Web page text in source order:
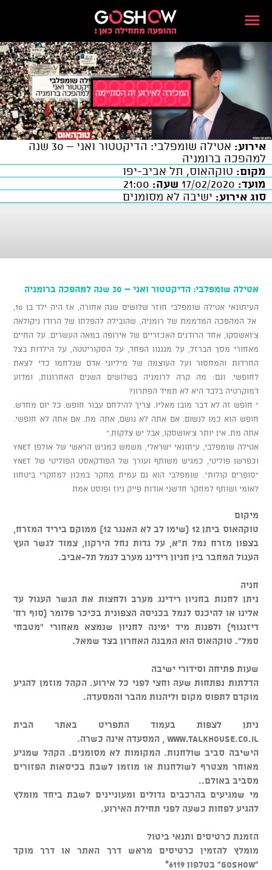
אירוע:
אטילה שומפלבי: הדיקטטור ואני – 30 שנה
למהפכה ברומניה
מקום: טוקהאוס, תל אביב-יפו
מועד:
שעה:
סוג אירוע: ישיבה לא מסומנים
אטילה שומפלבי: הדיקטטור ואני – 30 שנה למהפכה ברומניה
אל המהפכה המדממת של רומניה, שהובילה להפלתו של הרודן ניקולאה
צ'ואשסקו, אחד הרודנים האכזריים של אירופה במאה העשרים. על החיים
מאחורי מסך הברזל, על מנגנון הפחד, על הסקוריטטה, על הילדות בצל
החרדות והמחסור ועל העוצמה של מיליוני אדם שנלחמו כדי לצאת
לחופשי. וגם: מה קרה לרומניה בשלושים השנים האחרונות, ומדוע
דמוקרטיה בלבד היא לא תמיד הפתרון?
" חופש זה לא דבר מובן מאליו. צריך להילחם עבור חופש. כל יום מחדש.
חופש הוא כמו לנשום. אם אתה לא נושם, אתה מת. אם אתה לא חופשי.
אתה מת. אין יותר צ'אושסקו, אבל יש צלקות."
אטילה שומפלבי, עיתונאי ישראלי, משמש כמגיש הראשי של אולפן ynet
וכפרשן פוליטי, כמגיש משותף ועורך של הפודקאסט הפוליטי של ynet
"סופרים קולות". שומפלבי הוא גם עמית מחקר במכון למחקרי ביטחון
לאומי ושותף למחקר חדשני אודות פייק ניוז ופוסט אמת
מיקום
טוקהאוס ביתן 12 (שימו לב לא האנגר 12) ממוקם ביריד המזרח,
בצפון מזרח נמל ת"א, על גדות נחל הירקון, צמוד לגשר העץ
העגול המחבר בין חניון רידינג מערב לנמל תל-אביב.
חניה
ניתן לחנות בחניון רידינג מערב ולחצות את הגשר העגול עד
אלינו או להיכנס לנמל בכניסה הצפונית בכיכר פלומר (סוף רח'
דיזנגוף) ולפנות מיד ימינה לחניון שנמצא מאחורי "מטבחי
סמל". טוקהאוס הוא המבנה האחרון בצד שמאל.
שעות פתיחה וסידורי ישיבה
הדלתות נפתחות שעה וחצי לפני כל אירוע. הקהל מוזמן להגיע
מוקדם לתפוס מקום וליהנות מהבר והמסעדה.
ניתן לצפות בעמוד התפריט באתר הבית
www.talkhouse.co.il , המסעדה אינה כשרה.
הישיבה סביב שולחנות. המקומות לא מסומנים. הקהל שמגיע
מאוחר מצטרף לשולחנות או מוזמן לשבת בכיסאות הפזורים
מסביב באולם..
מי שמגיעים בהרכבים גדולים ומעוניינים לשבת ביחד מומלץ
להגיע לפחות כשעה לפני תחילת האירוע.
הזמנת כרטיסים ותנאי ביטול
מומלץ להזמין כרטיסים מראש דרך האתר או דרך מוקד
"GOSHOW" בטלפון 6119*